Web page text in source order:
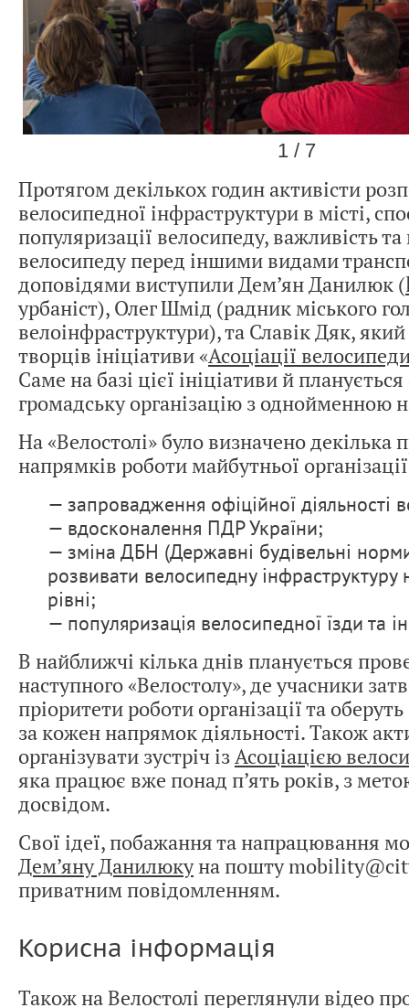
1 / 7
Протягом декількох годин активісти
велосипедної інфраструктури в місті,
популяризації велосипеду, важливість та
велосипеду перед іншими видами
доповідями виступили Дем’ян Данилюк (
урбаніст), Олег Шмід (радник міського
велоінфраструктури), та Славік Дяк,
творців ініціативи «Асоціації
Саме на базі цієї ініціативи й
громадську організацію з однойменною
На «Велостолі» було визначено декілька
напрямків роботи майбутньої
— запровадження офіційної діяльності
— вдосконалення ПДР України;
— зміна ДБН (Державні будівельні
розвивати велосипедну інфраструктуру
рівні;
— популяризація велосипедної їзди та
В найближчі кілька днів планується
наступного «Велостолу», де учасники
пріоритети роботи організації та
за кожен напрямок діяльності. Також
організувати зустріч ізАсоціацією
яка працює вже понад п’ять років, з
досвідом.
Свої ідеї, побажання та напрацювання
Дем’яну Данилюкуна пошту
приватним повідомленням.
Корисна інформація
Також на Велостолі переглянули відео